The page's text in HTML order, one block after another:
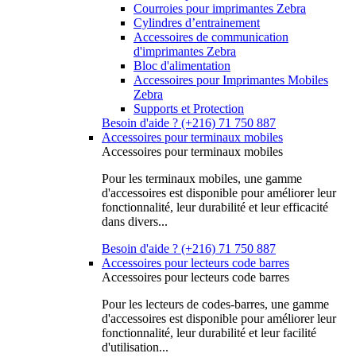
Courroies pour imprimantes Zebra
Cylindres d’entrainement
Accessoires de communication
d'imprimantes Zebra
Bloc d'alimentation
Accessoires pour Imprimantes Mobiles
Zebra
Supports et Protection
Besoin d'aide ? (+216) 71 750 887
Accessoires pour terminaux mobiles
Accessoires pour terminaux mobiles
Pour les terminaux mobiles, une gamme
d'accessoires est disponible pour améliorer leur
fonctionnalité, leur durabilité et leur efficacité
dans divers...
Besoin d'aide ? (+216) 71 750 887
Accessoires pour lecteurs code barres
Accessoires pour lecteurs code barres
Pour les lecteurs de codes-barres, une gamme
d'accessoires est disponible pour améliorer leur
fonctionnalité, leur durabilité et leur facilité
d'utilisation...